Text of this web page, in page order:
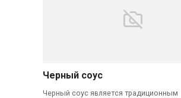
Черный соус
Черный соус является традиционным